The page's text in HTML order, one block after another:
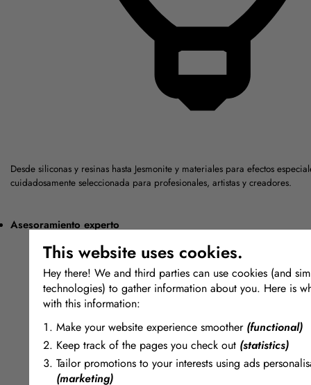
This website uses cookies.
Hey there! We and third parties can use cookies (and
technologies) to gather information about you. Here is
with this information:
Make your website experience smoother (functional)
Keep track of the pages you check out (statistics)
Tailor promotions to your interests using ads
(marketing)
Desde siliconas y resinas hasta Jesmonite y materiales para efectos
cuidadosamente seleccionada para profesionales, artistas y creadores.
Asesoramiento experto